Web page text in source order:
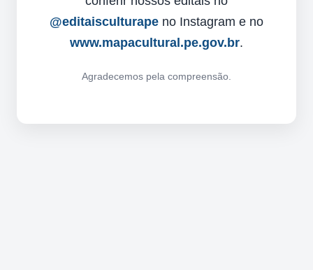
@editaisculturape no Instagram e no
www.mapacultural.pe.gov.br.
Agradecemos pela compreensão.